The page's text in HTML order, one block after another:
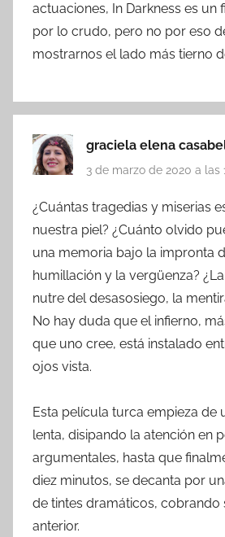
actuaciones, In Darkness es un
por lo crudo, pero no por eso
mostrarnos el lado más tierno
graciela elena
3 de marzo de 2020 a las
¿Cuántas tragedias y miserias
nuestra piel? ¿Cuánto olvido
una memoria bajo la impronta
humillación y la vergüenza?
nutre del desasosiego, la
No hay duda que el infierno,
que uno cree, está instalado
ojos vista.
Esta película turca empieza de
lenta, disipando la atención en
argumentales, hasta que
diez minutos, se decanta por
de tintes dramáticos, cobrando
anterior.